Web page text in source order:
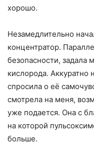
хорошо.
Незамедлительно
концентратор.
безопасности, задала
кислорода. Аккуратно
спросила о её
смотрела на меня,
уже подается. Она с
на которой
больше.